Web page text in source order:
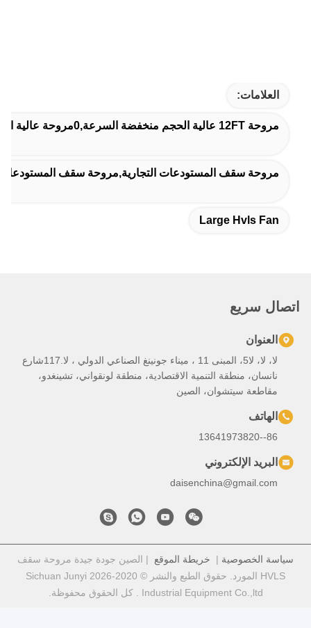
التجارية,مروحة سقف المستودعات التجارية,مروحة سقف
لا، لا، لا5، المبنى 11 ، ميناء جونينغ الصناعي الدولي ، لا.117شارع
منطقة لونقواني، تشينغدو،
| الصين جودة جيدة مروحة سقف
HVLS المورد. حقوق الطبع والنشر © 2020-2026 Sichuan Junyi